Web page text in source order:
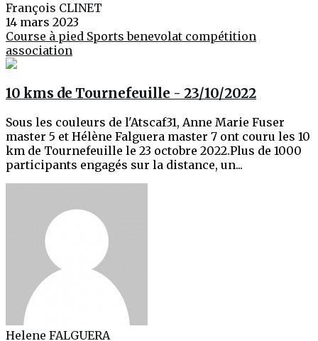
François CLINET
14 mars 2023
Course à pied Sportsbenevolat compétition
association
10 kms de Tournefeuille - 23/10/2022
Sous les couleurs de l'Atscaf31, Anne Marie Fuser
master 5 et Hélène Falguera master 7 ont couru les 10
km de Tournefeuille le 23 octobre 2022.Plus de 1000
participants engagés sur la distance, un...
Helene FALGUERA